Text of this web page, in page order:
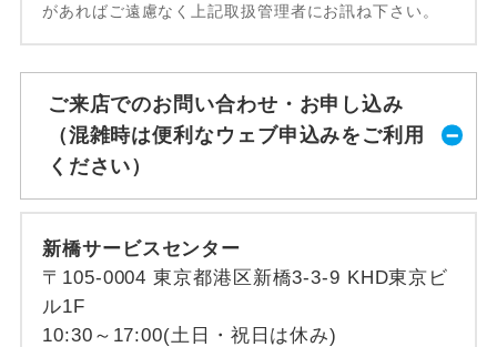
があればご遠慮なく上記取扱管理者にお訊ね下さい。
ご来店でのお問い合わせ・お申し込み
（混雑時は便利なウェブ申込みをご利用
ください）
新橋サービスセンター
〒105-0004 東京都港区新橋3-3-9 KHD東京ビ
ル1F
10:30～17:00(土日・祝日は休み)